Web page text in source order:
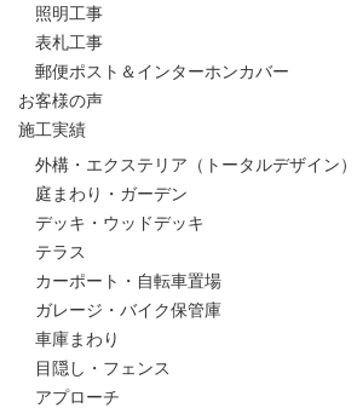
照明工事
表札工事
郵便ポスト＆インターホンカバー
お客様の声
施工実績
外構・エクステリア（トータルデザイン）
庭まわり・ガーデン
デッキ・ウッドデッキ
テラス
カーポート・自転車置場
ガレージ・バイク保管庫
車庫まわり
目隠し・フェンス
アプローチ